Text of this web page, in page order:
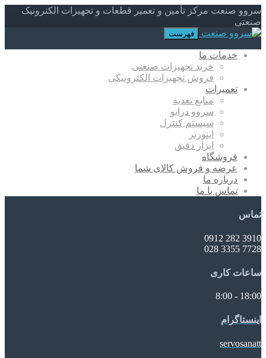
سروو صنعت مرکز تأمین و تعمیر قطعات و تجهیزات الکترونیک
صنعتی
فهرست
خدمات ما
خرید تجهیزات صنعتی
فروش تجهیزات الکترونیکی
تعمیرات
منابع تغذیه
سروو درایو
سیستم کنترل
اینورتر
ابزار دقیق
فروشگاه
عرضه و فروش کالای شما
درباره ما
تماس با ما
تماس
3910 282 0912
7728 3355 028
ساعات کاری
18:00 - 8:00
اینستاگرام
servosanatt